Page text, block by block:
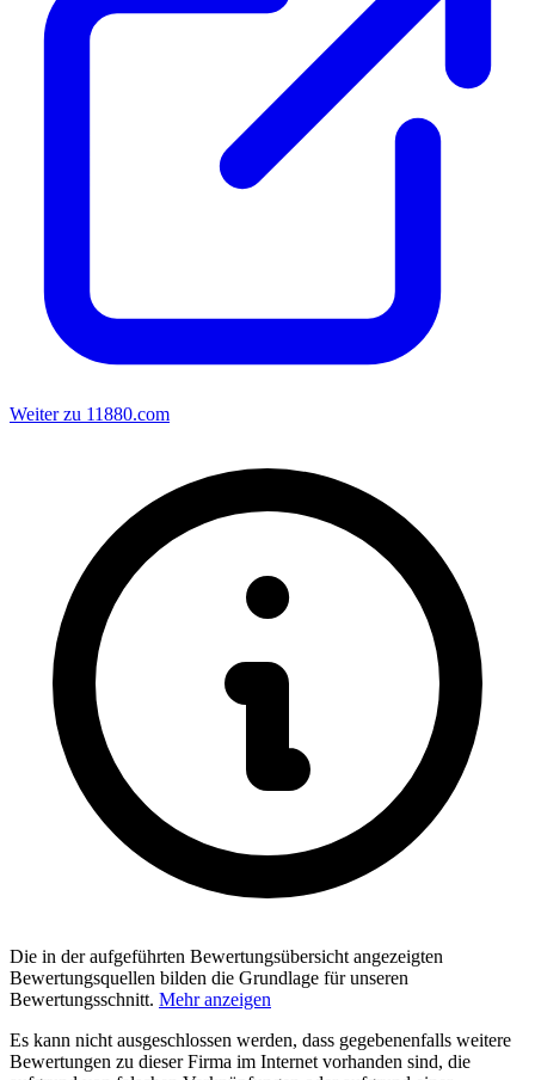
Weiter zu 11880.com
Die in der aufgeführten Bewertungsübersicht angezeigten
Bewertungsquellen bilden die Grundlage für unseren
Bewertungsschnitt. Mehr anzeigen
Es kann nicht ausgeschlossen werden, dass gegebenenfalls weitere
Bewertungen zu dieser Firma im Internet vorhanden sind, die